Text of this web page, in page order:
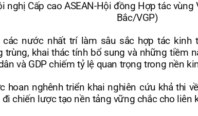
nghị Cấp cao ASEAN-Hội đồng Hợp tác vùng
Bắc/VGP)
các nước nhất trí làm sâu sắc hợp tác kinh
trùng, khai thác tính bổ sung và những tiềm
và GDP chiếm tỷ lệ quan trọng trong nền
hoan nghênh triển khai nghiên cứu khả thi
đi chiến lược tạo nền tảng vững chắc cho liên